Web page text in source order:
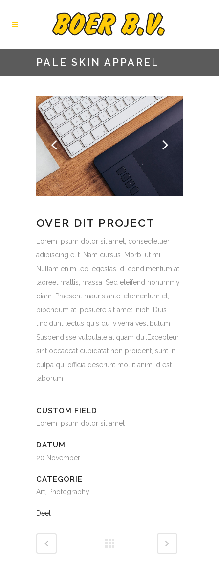
PALE SKIN APPAREL
OVER DIT PROJECT
Lorem ipsum dolor sit amet, consectetuer
adipiscing elit. Nam cursus. Morbi ut mi.
Nullam enim leo, egestas id, condimentum at,
laoreet mattis, massa. Sed eleifend nonummy
diam. Praesent mauris ante, elementum et,
bibendum at, posuere sit amet, nibh. Duis
tincidunt lectus quis dui viverra vestibulum.
Suspendisse vulputate aliquam dui.Excepteur
sint occaecat cupidatat non proident, sunt in
culpa qui officia deserunt mollit anim id est
laborum
CUSTOM FIELD
Lorem ipsum dolor sit amet
DATUM
20 November
CATEGORIE
Art, Photography
Deel